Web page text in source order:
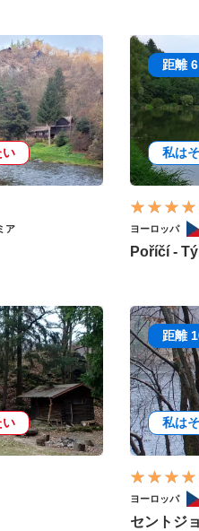
い
ア
距離
私は
ヨーロッパ
Poříčí -
い
距離
私は
ヨーロッパ
セントジ